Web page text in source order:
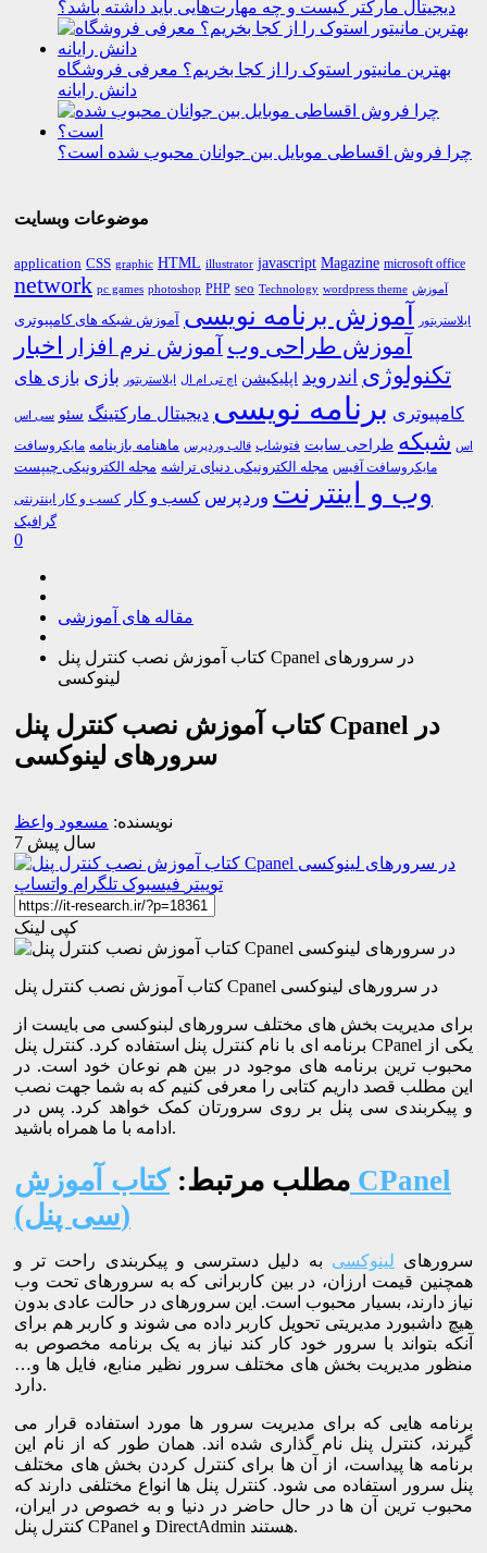
دیجیتال مارکتر کیست و چه مهارت‌هایی باید داشته باشد؟
بهترین مانیتور استوک را از کجا بخریم؟ معرفی فروشگاه
دانش رایانه
چرا فروش اقساطی موبایل بین جوانان محبوب شده است؟
موضوعات وبسایت
application CSS graphic HTML illustrator javascript Magazine microsoft office
network pc games photoshop PHP seo Technology wordpress theme آموزش
ایلاستریتور آموزش برنامه نویسی آموزش شبکه های کامپیوتری
آموزش طراحی وب آموزش نرم افزار اخبار
تکنولوژی اندروید اپلیکیشن اچ تی ام ال ایلاستریتور بازی بازی های
کامپیوتری برنامه نویسی دیجیتال مارکتینگ سئو سی اس
اس شبکه طراحی سایت فتوشاپ قالب وردپرس ماهنامه بازینامه مایکروسافت
مایکروسافت آفیس مجله الکترونیکی دنیای تراشه مجله الکترونیکی چیپست
وب و اینترنت وردپرس کسب و کار کسب و کار اینترنتی
گرافیک
0
مقاله های آموزشی
کتاب آموزش نصب کنترل پنل Cpanel در سرورهای
لینوکسی
کتاب آموزش نصب کنترل پنل Cpanel در
سرورهای لینوکسی
نویسنده: مسعود واعظ
7 سال پیش
توییتر فیسبوک تلگرام واتساپ
کپی لینک
کتاب آموزش نصب کنترل پنل Cpanel در سرورهای لینوکسی
برای مدیریت بخش های مختلف سرورهای لبنوکسی می بایست از
برنامه ای با نام کنترل پنل استفاده کرد. کنترل پنل CPanel یکی از
محبوب ترین برنامه های موجود در بین هم نوعان خود است. در
این مطلب قصد داریم کتابی را معرفی کنیم که به شما جهت نصب
و پیکربندی سی پنل بر روی سرورتان کمک خواهد کرد. پس در
ادامه با ما همراه باشید.
مطلب مرتبط:کتاب آموزش CPanel
(سی پنل)
سرورهای لینوکسی به دلیل دسترسی و پیکربندی راحت تر و
همچنین قیمت ارزان، در بین کاربرانی که به سرورهای تحت وب
نیاز دارند، بسیار محبوب است. این سرورهای در حالت عادی بدون
هیچ داشبورد مدیریتی تحویل کاربر داده می شوند و کاربر هم برای
آنکه بتواند با سرور خود کار کند نیاز به یک برنامه مخصوص به
منظور مدیریت بخش های مختلف سرور نظیر منابع، فایل ها و…
دارد.
برنامه هایی که برای مدیریت سرور ها مورد استفاده قرار می
گیرند، کنترل پنل نام گذاری شده اند. همان طور که از نام این
برنامه ها پیداست، از آن ها برای کنترل کردن بخش های مختلف
پنل سرور استفاده می شود. کنترل پنل ها انواع مختلفی دارند که
محبوب ترین آن ها در حال حاضر در دنیا و به خصوص در ایران،
کنترل پنل CPanel و DirectAdmin هستند.